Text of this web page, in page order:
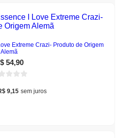
Extreme Crazi- Produto de Origem
Alemã
54,90
9,15 sem juros